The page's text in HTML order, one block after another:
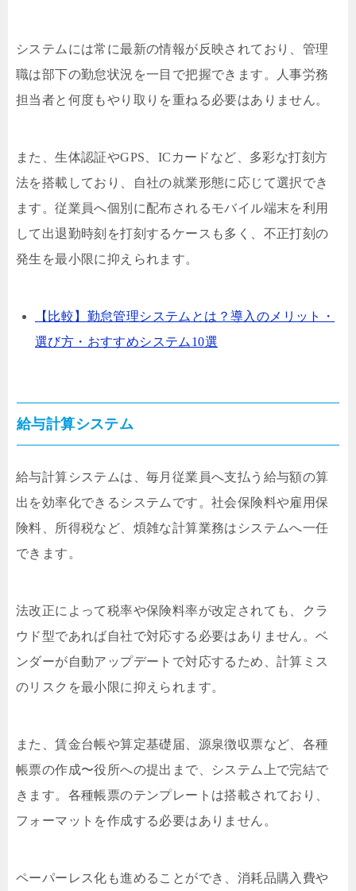
システムには常に最新の情報が反映されており、管理
職は部下の勤怠状況を一目で把握できます。人事労務
担当者と何度もやり取りを重ねる必要はありません。
また、生体認証やGPS、ICカードなど、多彩な打刻方
法を搭載しており、自社の就業形態に応じて選択でき
ます。従業員へ個別に配布されるモバイル端末を利用
して出退勤時刻を打刻するケースも多く、不正打刻の
発生を最小限に抑えられます。
【比較】勤怠管理システムとは？導入のメリット・
選び方・おすすめシステム10選
給与計算システム
給与計算システムは、毎月従業員へ支払う給与額の算
出を効率化できるシステムです。社会保険料や雇用保
険料、所得税など、煩雑な計算業務はシステムへ一任
できます。
法改正によって税率や保険料率が改定されても、クラ
ウド型であれば自社で対応する必要はありません。ベ
ンダーが自動アップデートで対応するため、計算ミス
のリスクを最小限に抑えられます。
また、賃金台帳や算定基礎届、源泉徴収票など、各種
帳票の作成〜役所への提出まで、システム上で完結で
きます。各種帳票のテンプレートは搭載されており、
フォーマットを作成する必要はありません。
ペーパーレス化も進めることができ、消耗品購入費や